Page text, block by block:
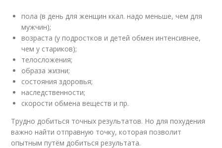
пола (в день для женщин ккал. надо меньше, чем для
мужчин);
возраста (у подростков и детей обмен интенсивнее,
чем у стариков);
телосложения;
образа жизни;
состояния здоровья;
наследственности;
скорости обмена веществ и пр.
Трудно добиться точных результатов. Но для похудения
важно найти отправную точку, которая позволит
опытным путём добиться результата.